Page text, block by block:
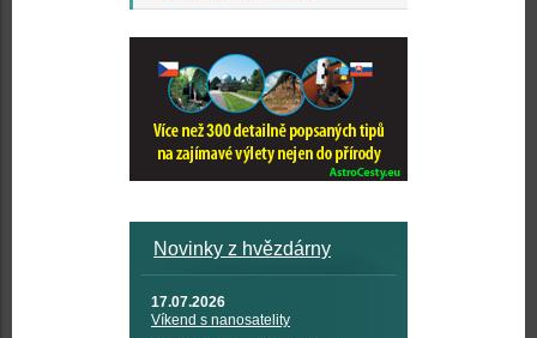
Novinky z hvězdárny
17.07.2026
Víkend s nanosatelity